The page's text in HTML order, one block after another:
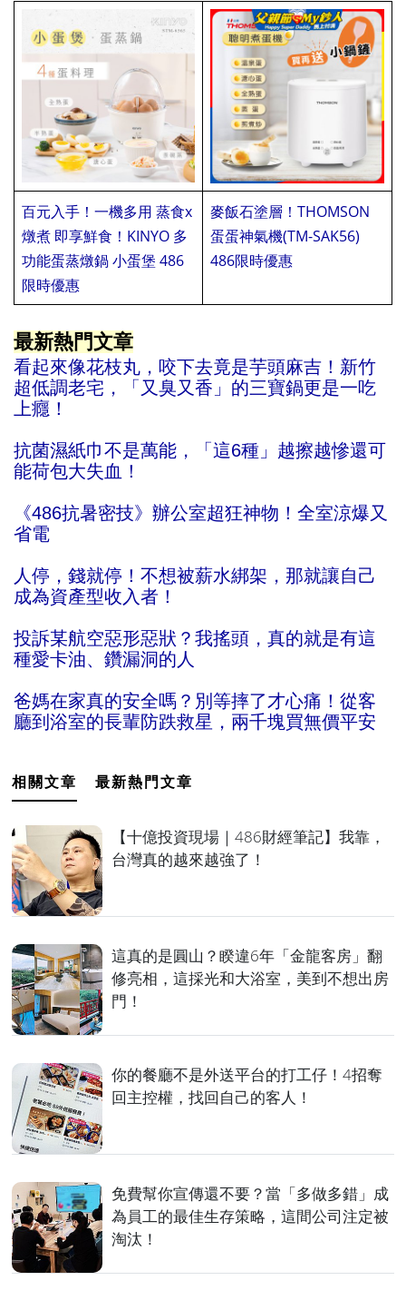
百元入手！一機多用 蒸食x
燉煮 即享鮮食！KINYO 多
功能蛋蒸燉鍋 小蛋堡 486
限時優惠
麥飯石塗層！THOMSON
蛋蛋神氣機(TM-SAK56)
486限時優惠
最新熱門文章
看起來像花枝丸，咬下去竟是芋頭麻吉！新竹
超低調老宅，「又臭又香」的三寶鍋更是一吃
上癮！
抗菌濕紙巾不是萬能，「這6種」越擦越慘還可
能荷包大失血！
《486抗暑密技》辦公室超狂神物！全室涼爆又
省電
人停，錢就停！不想被薪水綁架，那就讓自己
成為資產型收入者！
投訴某航空惡形惡狀？我搖頭，真的就是有這
種愛卡油、鑽漏洞的人
爸媽在家真的安全嗎？別等摔了才心痛！從客
廳到浴室的長輩防跌救星，兩千塊買無價平安
相關文章 最新熱門文章
【十億投資現場｜486財經筆記】我靠，
台灣真的越來越強了！
這真的是圓山？睽違6年「金龍客房」翻
修亮相，這採光和大浴室，美到不想出房
門！
你的餐廳不是外送平台的打工仔！4招奪
回主控權，找回自己的客人！
免費幫你宣傳還不要？當「多做多錯」成
為員工的最佳生存策略，這間公司注定被
淘汰！